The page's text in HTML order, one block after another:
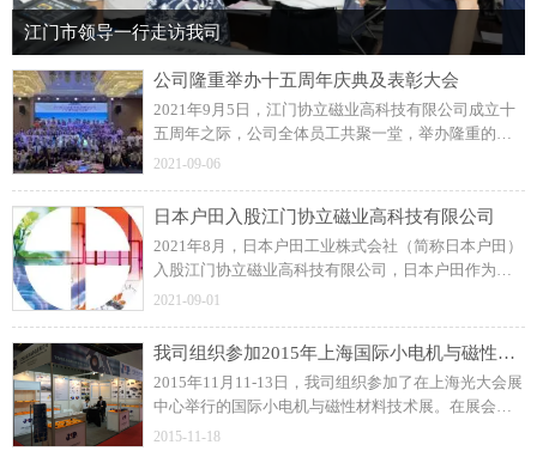
江门市领导一行走访我司
公司隆重举办十五周年庆典及表彰大会
2021年9月5日，江门协立磁业高科技有限公司成立十
五周年之际，公司全体员工共聚一堂，举办隆重的周
年庆典及表彰大会！展望未来，协立公司更加坚定信
2021-09-06
日本户田入股江门协立磁业高科技有限公司
2021年8月，日本户田工业株式会社（简称日本户田）
入股江门协立磁业高科技有限公司，日本户田作为公
司磁粒料的供应商，此前建立了良好的长期合作关
2021-09-01
我司组织参加2015年上海国际小电机与磁性材料技术展
2015年11月11-13日，我司组织参加了在上海光大会展
中心举行的国际小电机与磁性材料技术展。在展会
上，我司与众多国内外汽车零部件、工业控制类和家
2015-11-18